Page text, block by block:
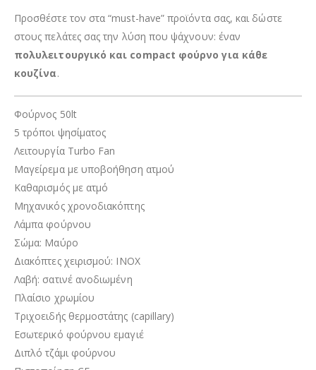
Προσθέστε τον στα “must-have” προϊόντα σας, και δώστε
στους πελάτες σας την λύση που ψάχνουν: έναν
πολυλειτουργικό και compact φούρνο για κάθε
κουζίνα.
Φούρνος 50lt
5 τρόποι ψησίματος
Λειτουργία Turbo Fan
Μαγείρεμα με υποβοήθηση ατμού
Καθαρισμός με ατμό
Μηχανικός χρονοδιακόπτης
Λάμπα φούρνου
Σώμα: Μαύρο
Διακόπτες χειρισμού: INOX
Λαβή: σατινέ ανοδιωμένη
Πλαίσιο χρωμίου
Τριχοειδής θερμοστάτης (capillary)
Εσωτερικό φούρνου εμαγιέ
Διπλό τζάμι φούρνου